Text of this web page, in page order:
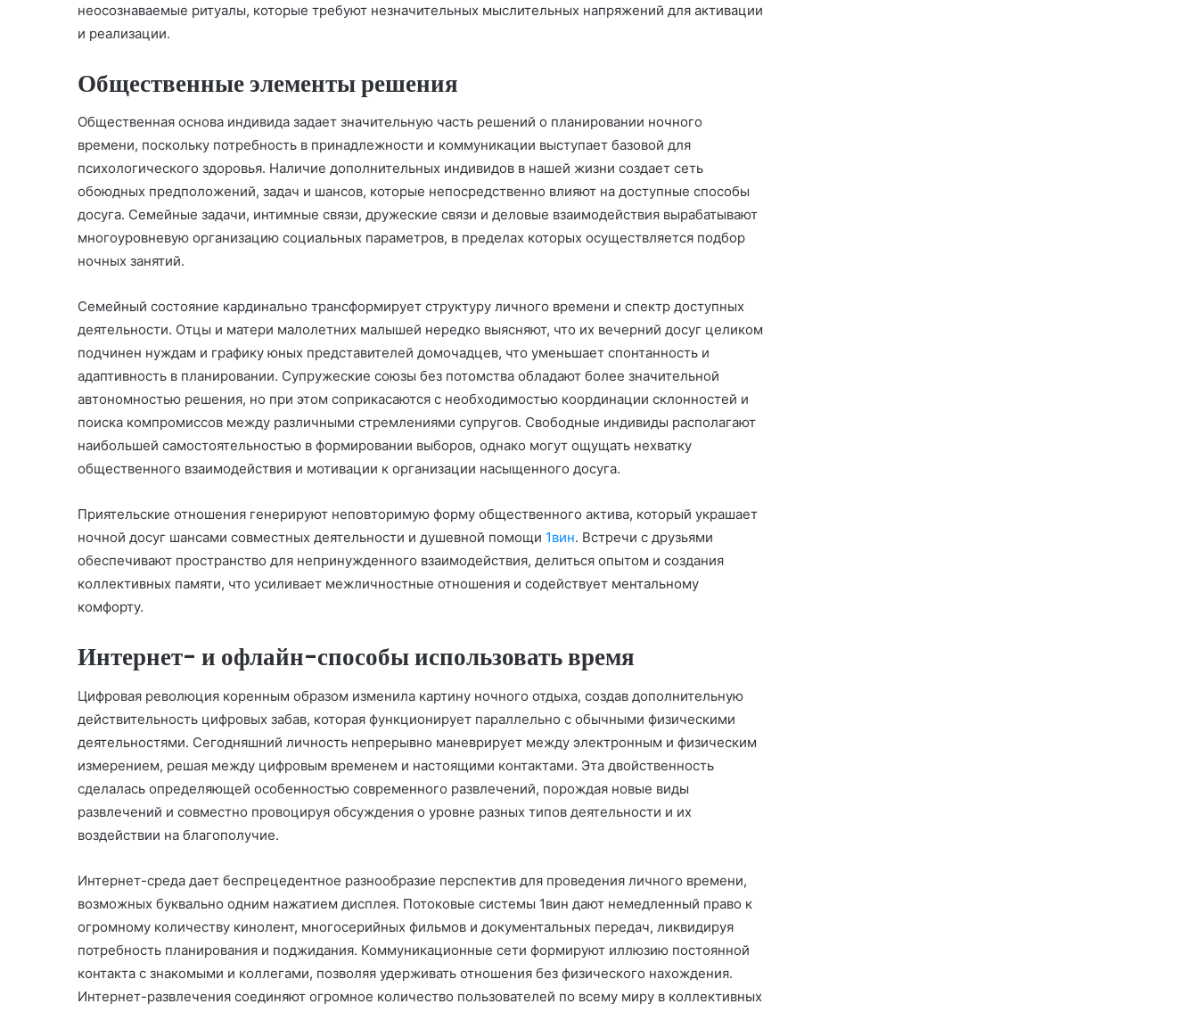
неосознаваемые ритуалы, которые требуют незначительных мыслительных напряжений для активации
и реализации.
Общественные элементы решения
Общественная основа индивида задает значительную часть решений о планировании ночного
времени, поскольку потребность в принадлежности и коммуникации выступает базовой для
психологического здоровья. Наличие дополнительных индивидов в нашей жизни создает сеть
обоюдных предположений, задач и шансов, которые непосредственно влияют на доступные способы
досуга. Семейные задачи, интимные связи, дружеские связи и деловые взаимодействия вырабатывают
многоуровневую организацию социальных параметров, в пределах которых осуществляется подбор
ночных занятий.
Семейный состояние кардинально трансформирует структуру личного времени и спектр доступных
деятельности. Отцы и матери малолетних малышей нередко выясняют, что их вечерний досуг целиком
подчинен нуждам и графику юных представителей домочадцев, что уменьшает спонтанность и
адаптивность в планировании. Супружеские союзы без потомства обладают более значительной
автономностью решения, но при этом соприкасаются с необходимостью координации склонностей и
поиска компромиссов между различными стремлениями супругов. Свободные индивиды располагают
наибольшей самостоятельностью в формировании выборов, однако могут ощущать нехватку
общественного взаимодействия и мотивации к организации насыщенного досуга.
Приятельские отношения генерируют неповторимую форму общественного актива, который украшает
ночной досуг шансами совместных деятельности и душевной помощи 1вин. Встречи с друзьями
обеспечивают пространство для непринужденного взаимодействия, делиться опытом и создания
коллективных памяти, что усиливает межличностные отношения и содействует ментальному
комфорту.
Интернет- и офлайн-способы использовать время
Цифровая революция коренным образом изменила картину ночного отдыха, создав дополнительную
действительность цифровых забав, которая функционирует параллельно с обычными физическими
деятельностями. Сегодняшний личность непрерывно маневрирует между электронным и физическим
измерением, решая между цифровым временем и настоящими контактами. Эта двойственность
сделалась определяющей особенностью современного развлечений, порождая новые виды
развлечений и совместно провоцируя обсуждения о уровне разных типов деятельности и их
воздействии на благополучие.
Интернет-среда дает беспрецедентное разнообразие перспектив для проведения личного времени,
возможных буквально одним нажатием дисплея. Потоковые системы 1вин дают немедленный право к
огромному количеству кинолент, многосерийных фильмов и документальных передач, ликвидируя
потребность планирования и поджидания. Коммуникационные сети формируют иллюзию постоянной
контакта с знакомыми и коллегами, позволяя удерживать отношения без физического нахождения.
Интернет-развлечения соединяют огромное количество пользователей по всему миру в коллективных